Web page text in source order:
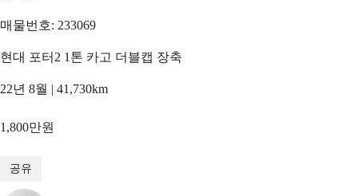
매물번호: 233069
현대 포터2 1톤 카고 더블캡 장축
22년 8월 | 41,730km
1,800만원
공유
/20